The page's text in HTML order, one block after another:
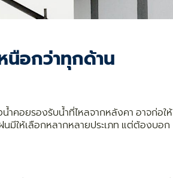
นือกว่าทุกด้าน
น้ำคอยรองรับน้ำที่ไหลจากหลังคา อาจก่อให้
นมีให้เลือกหลากหลายประเภท แต่ต้องบอก